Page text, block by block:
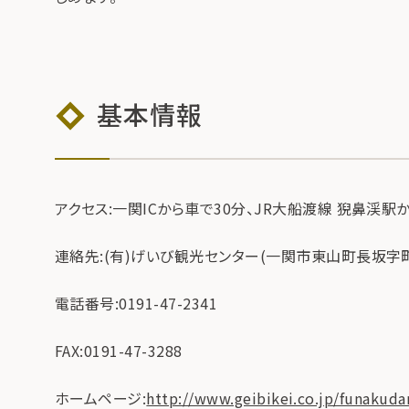
基本情報
アクセス:一関ICから車で30分、JR大船渡線 猊鼻渓駅
連絡先:(有)げいび観光センター(一関市東山町長坂字
電話番号:0191-47-2341
FAX:0191-47-3288
ホームページ:http://www.geibikei.co.jp/